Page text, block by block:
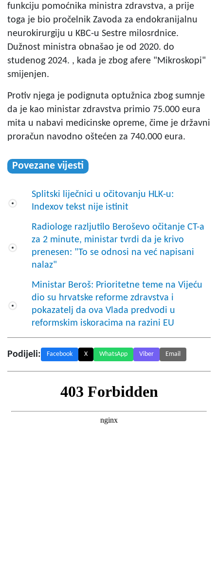
funkciju pomoćnika ministra zdravstva, a prije
toga je bio pročelnik Zavoda za endokranijalnu
neurokirurgiju u KBC-u Sestre milosrdnice.
Dužnost ministra obnašao je od 2020. do
studenog 2024. , kada je zbog afere "Mikroskopi"
smijenjen.
Protiv njega je podignuta optužnica zbog sumnje
da je kao ministar zdravstva primio 75.000 eura
mita u nabavi medicinske opreme, čime je državni
proračun navodno oštećen za 740.000 eura.
Povezane vijesti
Splitski liječnici u očitovanju HLK-u:
Indexov tekst nije istinit
Radiologe razljutilo Beroševo očitanje CT-a
za 2 minute, ministar tvrdi da je krivo
prenesen: "To se odnosi na već napisani
nalaz"
Ministar Beroš: Prioritetne teme na Vijeću
dio su hrvatske reforme zdravstva i
pokazatelj da ova Vlada predvodi u
reformskim iskoracima na razini EU
Podijeli: Facebook X WhatsApp Viber Email